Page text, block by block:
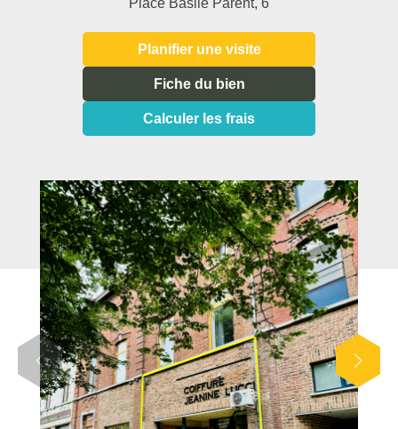
Place Basile Parent, 6
Planifier une visite
Fiche du bien
Calculer les frais